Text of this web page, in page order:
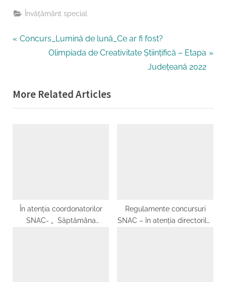
Învăţământ special
Navigare
P
o
:
Concurs_Lumină de lună_Ce ar fi fost?
N
t
P
Olimpiada de Creativitate Științifică – Etapa
Județeană 2022
More Related Articles
În atenția coordonatorilor
SNAC- „ Săptămâna
Regulamente concursuri
SNAC – în atenția directorilor